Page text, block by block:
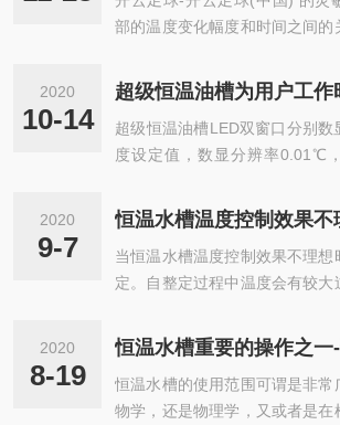
部的温度变化幅度和时间之间的
越好。影响灵敏度的要素很多，
个方面：1、搅拌因素搅拌的速
度就更均匀，会提高开云足球-
统的灵敏度，使实验数据更加准
合适，会使控制温度系统越来
剩余的磁性就会变小，控制温
高。接触的温度计，当机器的...
2020
10-14
超级恒温油槽LED双窗口分别数
度设定值，数显分辨率0.01℃
具有超温保护功能，防止仪器失
面均为高质量不锈钢，耐腐蚀，
稳定可靠，操作方便，可选配
接口，实现数据传输进行远距
~100，室温~200，室温~300可
时提供一个...
2020
9-7
恒温水槽温度控制效果不
当恒温水槽温度控制效果不理想
定。自整定过程中温度会有较大
下，长按【移位】键秒后进入到
态，上排显示自整定提示符
F”，可点击【增加】或【减
n”或“oFF”，在显示“on”时，点
2020
8-19
恒温水槽重要的操作之一
恒温水槽的使用范围可谓是非常
物学，还是物理学，又或者是在